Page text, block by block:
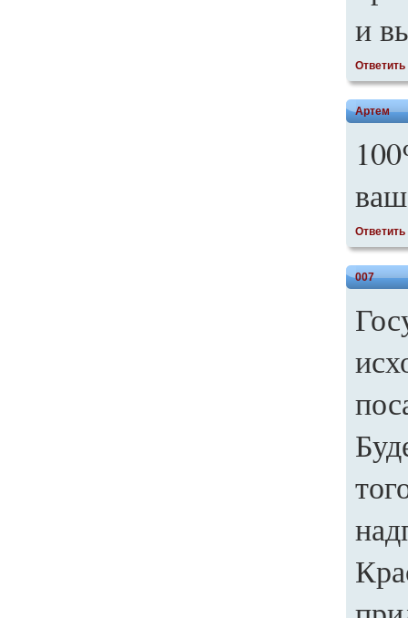
и
Ответить
Артем
Ответить
007